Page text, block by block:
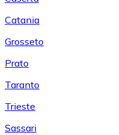
Catania
Grosseto
Prato
Taranto
Trieste
Sassari